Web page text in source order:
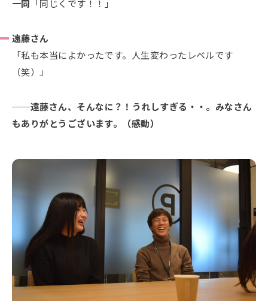
一同 「同じくです！！」
遠藤さん
「私も本当によかったです。人生変わったレベルです
（笑）」
遠藤さん、そんなに？！うれしすぎる・・。みなさん
もありがとうございます。（感動）